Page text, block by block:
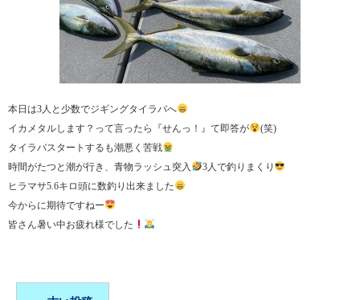
本日は3人と少数でジギングタイラバへ
イカメタルします？って言ったら『せんっ！』て即答が
(笑)
タイラバスタートするも潮悪く苦戦
時間がたつと潮が行き、青物ラッシュ突入
3人で釣りまくり
ヒラマサ5.6キロ頭に数釣り出来ました
今からに期待ですねー
皆さん暑い中お疲れ様でした